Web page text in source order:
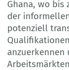
Ghana, wo bis
der
potenziell
anzuerkennen